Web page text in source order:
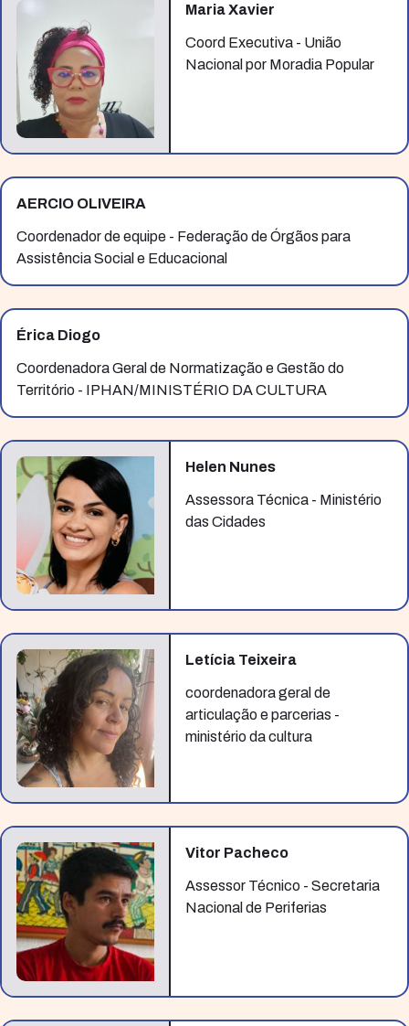
Maria Xavier
Coord Executiva - União
Nacional por Moradia Popular
AERCIO OLIVEIRA
Coordenador de equipe - Federação de Órgãos para
Assistência Social e Educacional
Érica Diogo
Coordenadora Geral de Normatização e Gestão do
Território - IPHAN/MINISTÉRIO DA CULTURA
Helen Nunes
Assessora Técnica - Ministério
das Cidades
Letícia Teixeira
coordenadora geral de
articulação e parcerias -
ministério da cultura
Vitor Pacheco
Assessor Técnico - Secretaria
Nacional de Periferias